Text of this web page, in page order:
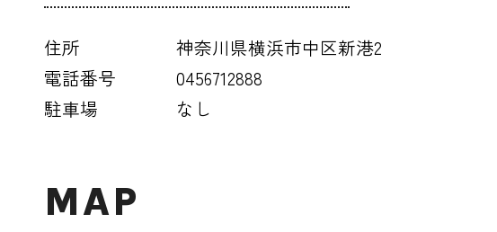
住所
神奈川県横浜市中区新港2
電話番号
0456712888
駐車場
なし
MAP